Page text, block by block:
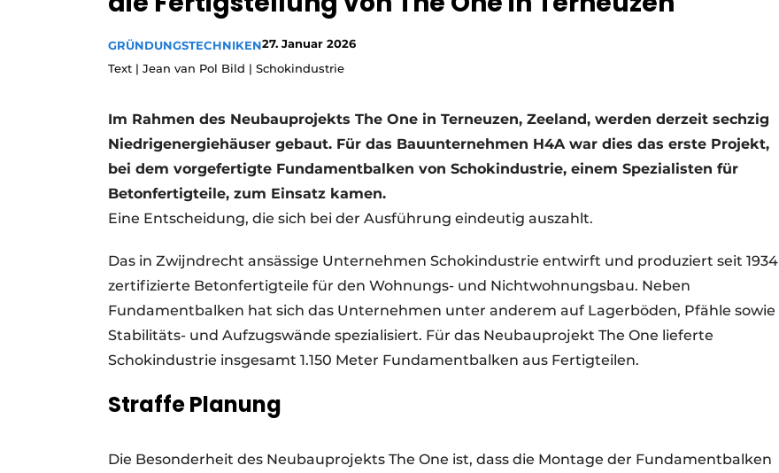
Ein Stellenangebot registrieren
Videos
GRÜNDUNGSTECHNIKEN27. Januar 2026
Text | Jean van Pol Bild | Schokindustrie
Im Rahmen des Neubauprojekts The One in Terneuzen, Zeeland, werden derzeit sechzig
Niedrigenergiehäuser gebaut. Für das Bauunternehmen H4A war dies das erste Projekt,
bei dem vorgefertigte Fundamentbalken von Schokindustrie, einem Spezialisten für
Betonfertigteile, zum Einsatz kamen.
Eine Entscheidung, die sich bei der Ausführung eindeutig auszahlt.
Das in Zwijndrecht ansässige Unternehmen Schokindustrie entwirft und produziert seit 1934
zertifizierte Betonfertigteile für den Wohnungs- und Nichtwohnungsbau. Neben
Fundamentbalken hat sich das Unternehmen unter anderem auf Lagerböden, Pfähle sowie
Stabilitäts- und Aufzugswände spezialisiert. Für das Neubauprojekt The One lieferte
Schokindustrie insgesamt 1.150 Meter Fundamentbalken aus Fertigteilen.
Straffe Planung
Die Besonderheit des Neubauprojekts The One ist, dass die Montage der Fundamentbalken